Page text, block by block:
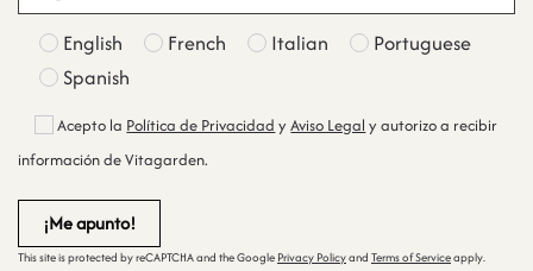
English French Italian
Portuguese
Spanish
Acepto la Política de Privacidad yAviso Legal y autorizo a recibir
información de Vitagarden.
This site is protected by reCAPTCHA and the Google Privacy Policyand Terms of Serviceapply.